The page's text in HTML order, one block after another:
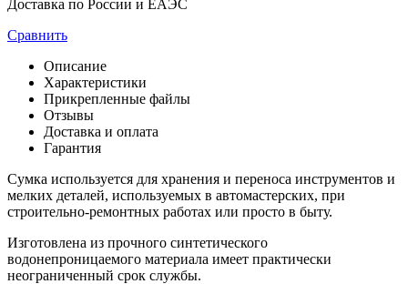
Доставка по России и ЕАЭС
Сравнить
Описание
Характеристики
Прикрепленные файлы
Отзывы
Доставка и оплата
Гарантия
Сумка используется для хранения и переноса инструментов и
мелких деталей, используемых в автомастерских, при
строительно-ремонтных работах или просто в быту.
Изготовлена из прочного синтетического
водонепроницаемого материала имеет практически
неограниченный срок службы.